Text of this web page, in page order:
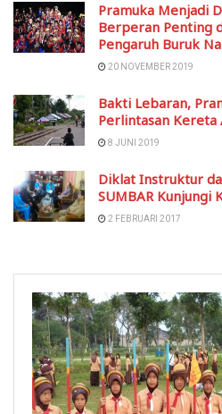
Pramuka Menjadi
Berperan Penting
Pengaruh Buruk
20 NOVEMBER 2019
Bakti Lebaran,
Perlintasan Kereta
8 JUNI 2019
Diklat Instruktur
SUMBAR Kunjungi
2 FEBRUARI 2017